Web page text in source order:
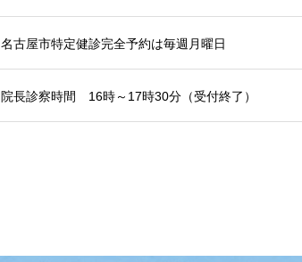
名古屋市特定健診完全予約は毎週月曜日
院長診察時間 16時～17時30分（受付終了）